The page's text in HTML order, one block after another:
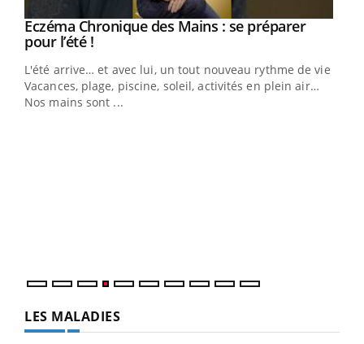
Youtube
Eczéma Chronique des Mains : se préparer
pour l’été !Youtube
L'été arrive… et avec lui, un tout nouveau rythme de vie !
Vacances, plage, piscine, soleil, activités en plein air…
Nos mains sont ...
LES MALADIES